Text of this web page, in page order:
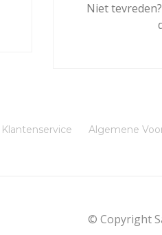
Niet
Klantenservice Algemene
© Copyright